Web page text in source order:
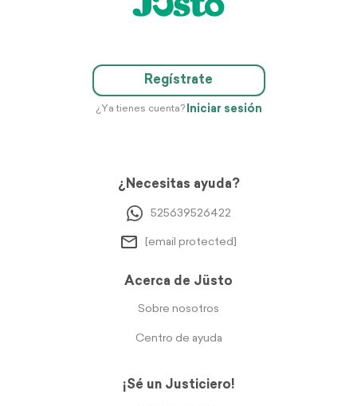
Regístrate
¿Ya tienes cuenta? Iniciar sesión
¿Necesitas ayuda?
525639526422
[email protected]
Acerca de Jüsto
Sobre nosotros
Centro de ayuda
¡Sé un Justiciero!